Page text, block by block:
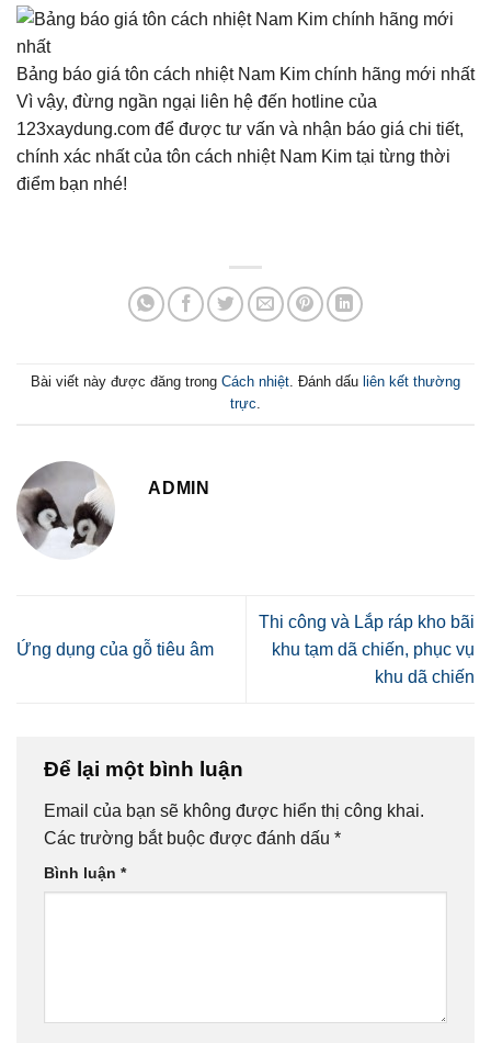
Bảng báo giá tôn cách nhiệt Nam Kim chính hãng mới nhất
Vì vậy, đừng ngần ngại liên hệ đến hotline của
123xaydung.com để được tư vấn và nhận báo giá chi tiết,
chính xác nhất của tôn cách nhiệt Nam Kim tại từng thời
điểm bạn nhé!
Bài viết này được đăng trong Cách nhiệt. Đánh dấu liên kết thường
trực.
ADMIN
Ứng dụng của gỗ tiêu âm
Thi công và Lắp ráp kho bãi
khu tạm dã chiến, phục vụ
khu dã chiến
Để lại một bình luận
Email của bạn sẽ không được hiển thị công khai.
Các trường bắt buộc được đánh dấu *
Bình luận *